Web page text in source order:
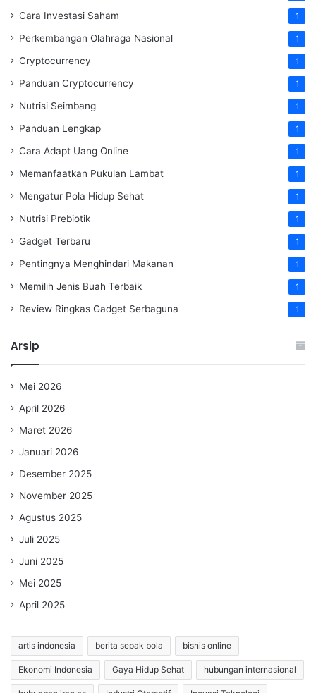
Cara Investasi Saham 1
Perkembangan Olahraga Nasional 1
Cryptocurrency 1
Panduan Cryptocurrency 1
Nutrisi Seimbang 1
Panduan Lengkap 1
Cara Adapt Uang Online 1
Memanfaatkan Pukulan Lambat 1
Mengatur Pola Hidup Sehat 1
Nutrisi Prebiotik 1
Gadget Terbaru 1
Pentingnya Menghindari Makanan 1
Memilih Jenis Buah Terbaik 1
Review Ringkas Gadget Serbaguna 1
Arsip
Mei 2026
April 2026
Maret 2026
Januari 2026
Desember 2025
November 2025
Agustus 2025
Juli 2025
Juni 2025
Mei 2025
April 2025
artis indonesia berita sepak bola bisnis online
Ekonomi Indonesia Gaya Hidup Sehat hubungan internasional